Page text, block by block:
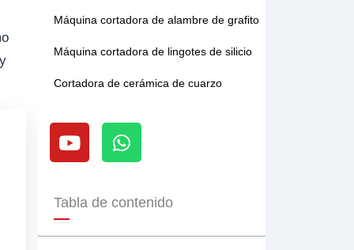
Máquina cortadora de alambre de grafito
Máquina cortadora de lingotes de silicio
Cortadora de cerámica de cuarzo
Y
o
u
u
b
e
W
h
a
s
p
Tabla de contenido